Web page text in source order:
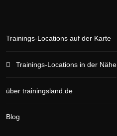
Trainings-Locations auf der Karte
Trainings-Locations in der Nähe
über trainingsland.de
Blog